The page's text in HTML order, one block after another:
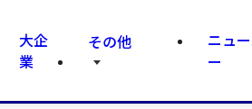
大企
業
その他
ニュ
ー